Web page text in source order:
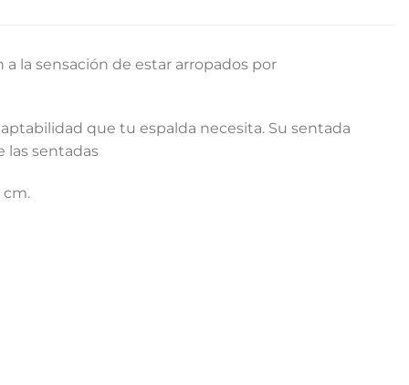
la sensación de estar arropados por
que tu espalda necesita. Su sentada
las sentadas
cm.